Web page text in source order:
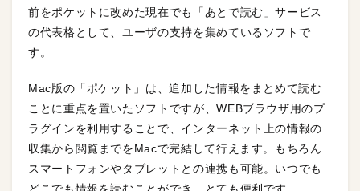
前をポケットに改めた現在でも「あとで読む」サービス
の代表格として、ユーザの支持を集めているソフトで
す。
Mac版の「ポケット」は、追加した情報をまとめて読む
ことに重点を置いたソフトですが、WEBブラウザ用のプ
ラグインを利用することで、インターネット上の情報の
収集から閲覧までをMacで完結して行えます。もちろん
スマートフォンやタブレットとの連携も可能。いつでも